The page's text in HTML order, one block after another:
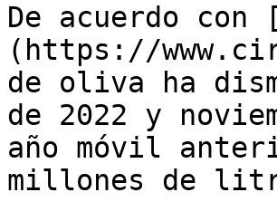
De acuerdo
(https://
de oliva ha
de 2022 y
año móvil
millones de